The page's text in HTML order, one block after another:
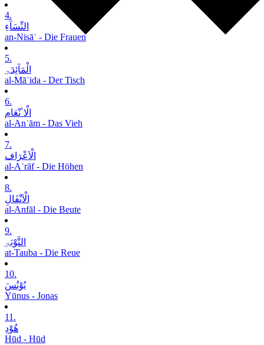
4.
النِّسَآءِ
an-Nisāʾ - Die Frauen
5.
الْمَآئِدَۃِ
al-Māʾida - Der Tisch
6.
الْاٴنْعَام
al-Anʿām - Das Vieh
7.
الْاَعْرَاف
al-Aʿrāf - Die Höhen
8.
الْاَنْفَالِ
al-Anfāl - Die Beute
9.
التَّوْبَۃِ
at-Tauba - Die Reue
10.
یُوْنُسَ
Yūnus - Jonas
11.
ھُوْدِ
Hūd - Hūd